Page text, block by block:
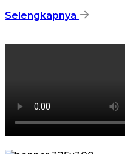
Selengkapnya